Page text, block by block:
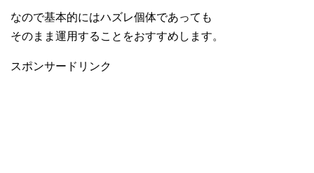
なので基本的にはハズレ個体であっても
そのまま運用することをおすすめします。
スポンサードリンク